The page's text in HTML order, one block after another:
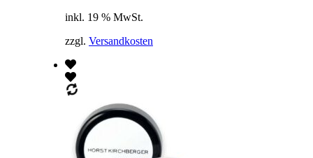
inkl. 19 % MwSt.
zzgl. Versandkosten